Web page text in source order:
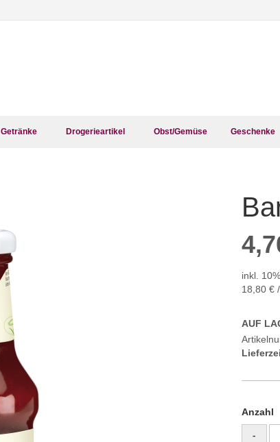
Getränke Drogerieartikel Obst/Gemüse Geschenke
Bildergalerie
springen
inkl.
18,80 €
AUF
Anzahl
-